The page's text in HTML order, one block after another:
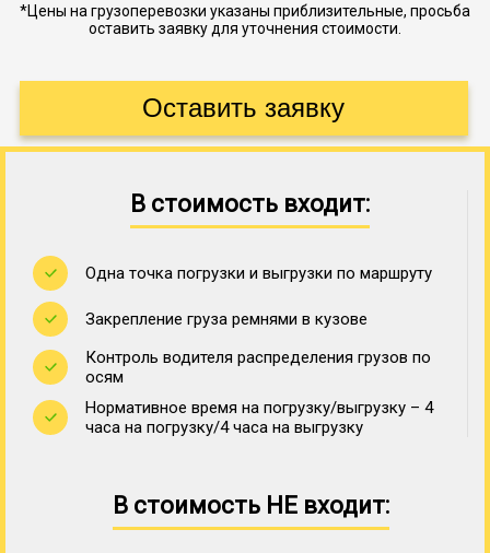
*Цены на грузоперевозки указаны приблизительные, просьба
оставить заявку для уточнения стоимости.
В стоимость входит:
Одна точка погрузки и выгрузки по маршруту
Закрепление груза ремнями в кузове
Контроль водителя распределения грузов по
осям
Нормативное время на погрузку/выгрузку – 4
часа на погрузку/4 часа на выгрузку
В стоимость НЕ входит: